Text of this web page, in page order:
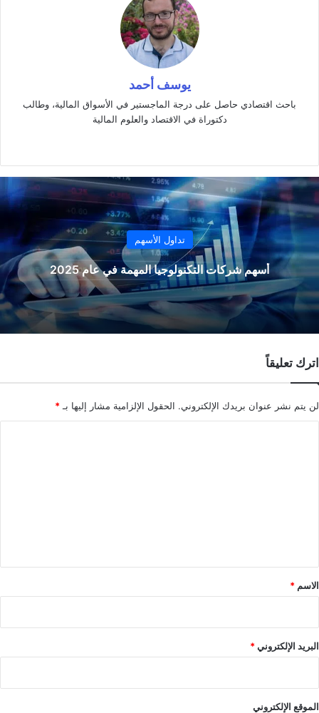
يوسف أحمد
باحث اقتصادي حاصل على درجة الماجستير في الأسواق المالية، وطالب
دكتوراة في الاقتصاد والعلوم المالية
تداول الأسهم
أسهم شركات التكنولوجيا المهمة في عام 2025
اترك تعليقاً
لن يتم نشر عنوان بريدك الإلكتروني. الحقول الإلزامية مشار إليها بـ *
*
الاسم *
البريد الإلكتروني*
الموقع الإلكتروني